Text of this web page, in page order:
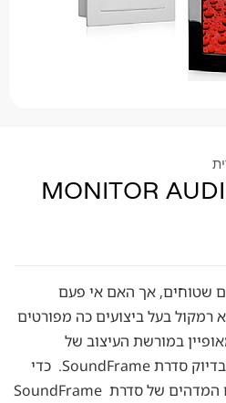
אך האם אי פעם
ביצועים כה מפורטים
העיצוב של
MONITOR AUDIO. זוהי בדיוק סדרת SoundFrame. כדי
ליצור את מגוון הרמקולים המדהים של סדרת SoundFrame